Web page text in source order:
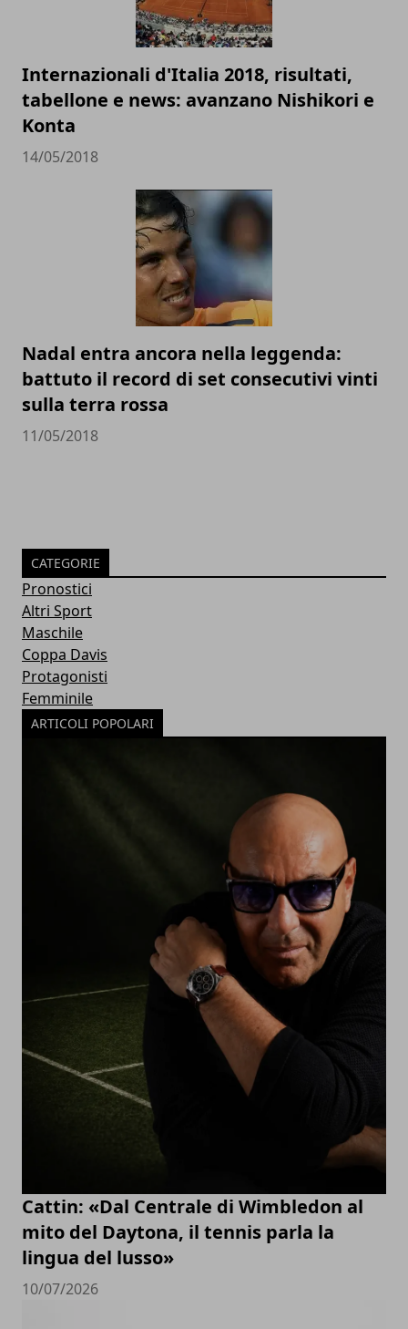
Internazionali d'Italia 2018, risultati,
tabellone e news: avanzano Nishikori e
Konta
14/05/2018
Nadal entra ancora nella leggenda:
battuto il record di set consecutivi vinti
sulla terra rossa
11/05/2018
CATEGORIE
Pronostici
Altri Sport
Maschile
Coppa Davis
Protagonisti
Femminile
ARTICOLI POPOLARI
Cattin: «Dal Centrale di Wimbledon al
mito del Daytona, il tennis parla la
lingua del lusso»
10/07/2026